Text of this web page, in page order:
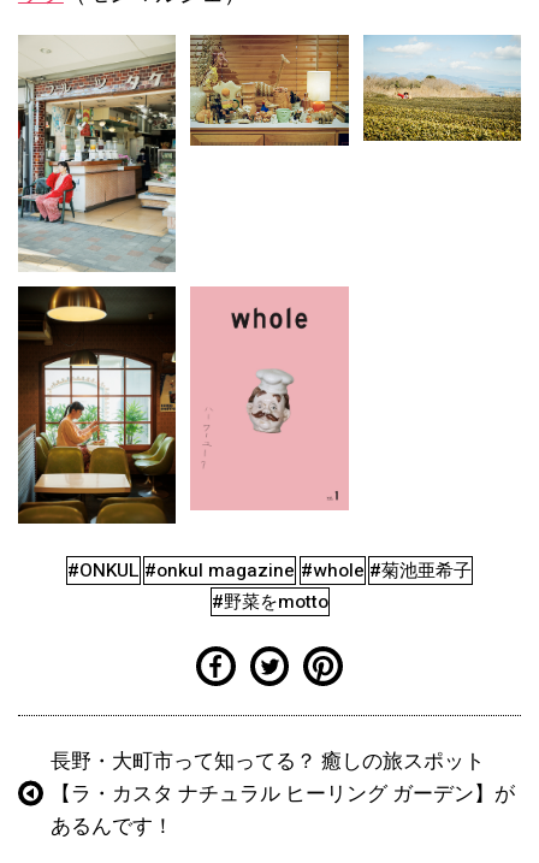
#ONKUL #onkul magazine #whole #菊池亜希子
#野菜をmotto
長野・大町市って知ってる？ 癒しの旅スポット
【ラ・カスタ ナチュラル ヒーリング ガーデン】が
あるんです！